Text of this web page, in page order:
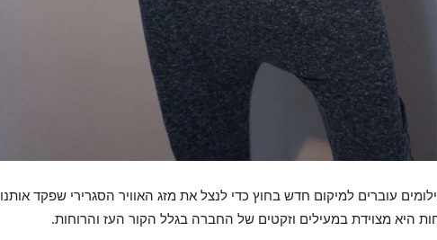
עוברים למיקום חדש בחוץ כדי לנצל את מזג האוויר הסגרירי שפקד אותנו
היא מצוידת במעילים וזקטים של החברה בגלל הקור העז והרוחות.